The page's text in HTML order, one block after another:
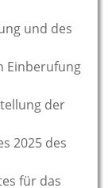
und des
Einberufung
der
2025 des
für das